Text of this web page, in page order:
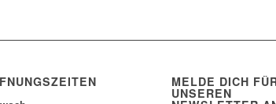
MELDE DICH
UNSEREN